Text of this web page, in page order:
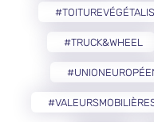
#TRUCK&WHEEL